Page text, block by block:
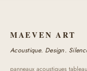
MAEVEN ART
Acoustique. Design.
panneaux acoustiques